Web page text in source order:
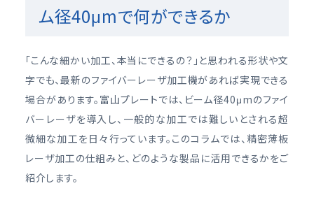
ム径40μmで何ができるか
「こんな細かい加工、本当にできるの？」と思われる形状や文
字でも、最新のファイバーレーザ加工機があれば実現できる
場合があります。富山プレートでは、ビーム径40μmのファイ
バーレーザを導入し、一般的な加工では難しいとされる超
微細な加工を日々行っています。このコラムでは、精密薄板
レーザ加工の仕組みと、どのような製品に活用できるかをご
紹介します。